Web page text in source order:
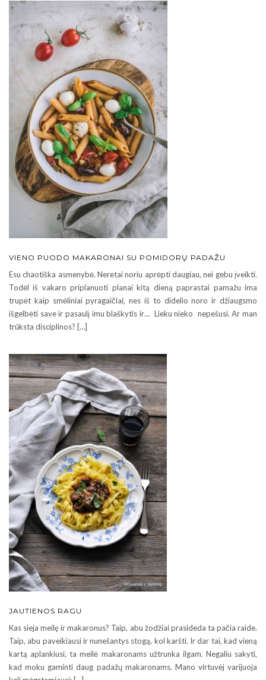
VIENO PUODO MAKARONAI SU POMIDORŲ PADAŽU
Esu chaotiška asmenybė. Neretai noriu aprėpti daugiau, nei gebu įveikti.
Todėl iš vakaro priplanuoti planai kitą dieną paprastai pamažu ima
trupėt kaip smėliniai pyragaičiai, nes iš to didelio noro ir džiaugsmo
išgelbėti save ir pasaulį imu blaškytis ir… Lieku nieko nepešusi. Ar man
trūksta disciplinos? […]
JAUTIENOS RAGU
Kas sieja meilę ir makaronus? Taip, abu žodžiai prasideda ta pačia raide.
Taip, abu paveikiausi ir nunešantys stogą, kol karšti. Ir dar tai, kad vieną
kartą aplankiusi, ta meilė makaronams užtrunka ilgam. Negaliu sakyti,
kad moku gaminti daug padažų makaronams. Mano virtuvėj varijuoja